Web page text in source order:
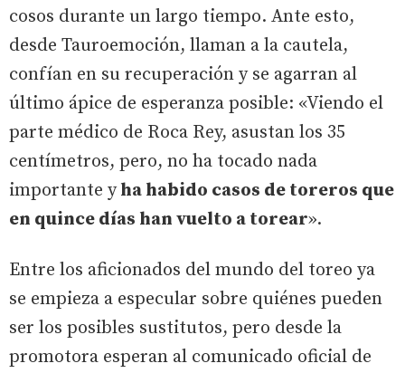
cosos durante un largo tiempo. Ante esto,
desde Tauroemoción, llaman a la cautela,
confían en su recuperación y se agarran al
último ápice de esperanza posible: «Viendo el
parte médico de Roca Rey, asustan los 35
centímetros, pero, no ha tocado nada
importante yha habido casos de toreros que
en quince días han vuelto a torear».
Entre los aficionados del mundo del toreo ya
se empieza a especular sobre quiénes pueden
ser los posibles sustitutos, pero desde la
promotora esperan al comunicado oficial de